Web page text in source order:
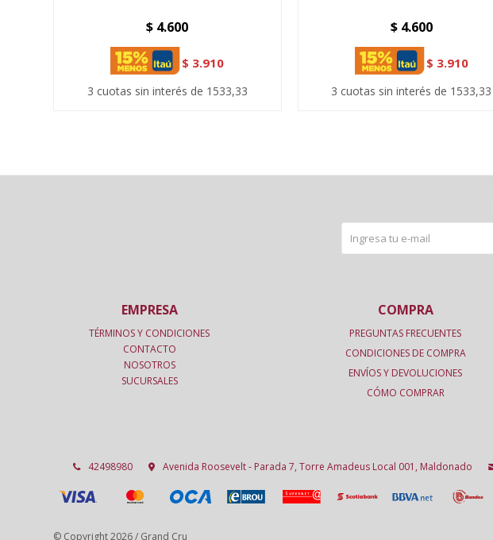
$ 4.600
$ 3.910
3 cuotas sin interés de 1533,33
$ 4.600
$ 3.910
3 cuotas sin interés de 1533,33
42498980 Avenida Roosevelt - Parada 7, Torre Amadeus Local 001, Maldonado
EMPRESA
TÉRMINOS Y CONDICIONES
CONTACTO
NOSOTROS
SUCURSALES
COMPRA
PREGUNTAS FRECUENTES
CONDICIONES DE COMPRA
ENVÍOS Y DEVOLUCIONES
CÓMO COMPRAR
© Copyright 2026 / Grand Cru